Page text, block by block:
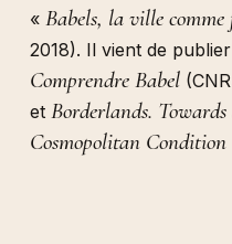
« Babels, la ville
2018). Il vient de publier
Comprendre Babel
et Borderlands.
Cosmopolitan Condition